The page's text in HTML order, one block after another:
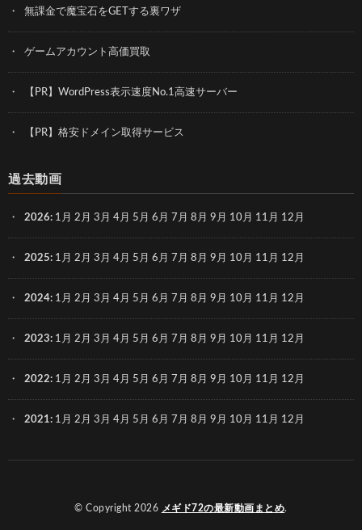
無課金で魔宝石をGETする裏ワザ
ゲームアカウント高価買取
【PR】WordPress表示速度No.1高速サーバー
【PR】格安ドメイン取得サービス
過去動画
2026: 1月 2月 3月 4月 5月 6月 7月 8月 9月 10月 11月 12月
2025: 1月 2月 3月 4月 5月 6月 7月 8月 9月 10月 11月 12月
2024: 1月 2月 3月 4月 5月 6月 7月 8月 9月 10月 11月 12月
2023: 1月 2月 3月 4月 5月 6月 7月 8月 9月 10月 11月 12月
2022: 1月 2月 3月 4月 5月 6月 7月 8月 9月 10月 11月 12月
2021: 1月 2月 3月 4月 5月 6月 7月 8月 9月 10月 11月 12月
© Copyright 2026 メギド72の最新動画まとめ.